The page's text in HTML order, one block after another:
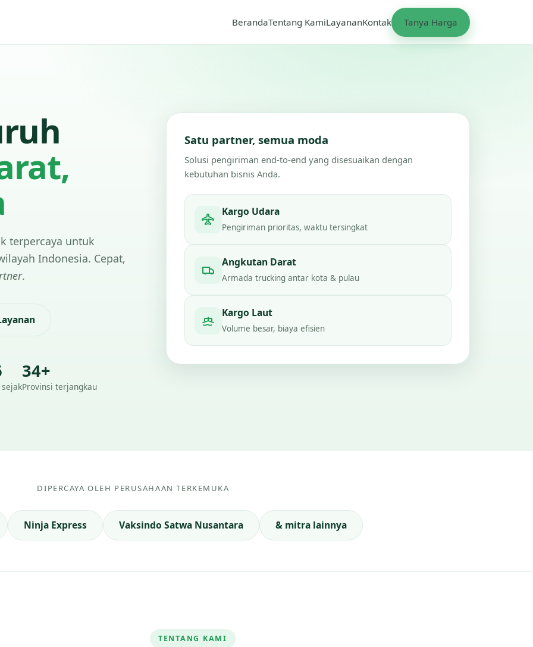
BerandaTentang KamiLayananKontak Tanya Harga
terpercaya untuk
Indonesia. Cepat,
.
34+
Provinsi terjangkau
Satu partner, semua moda
Solusi pengiriman end-to-end yang disesuaikan dengan
kebutuhan bisnis Anda.
Kargo Udara
Pengiriman prioritas, waktu tersingkat
Angkutan Darat
Armada trucking antar kota & pulau
Kargo Laut
Volume besar, biaya efisien
DIPERCAYA OLEH PERUSAHAAN TERKEMUKA
Ninja Express Vaksindo Satwa Nusantara & mitra lainnya
TENTANG KAMI